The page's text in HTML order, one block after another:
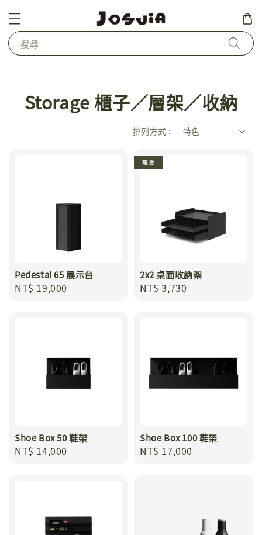
搜尋
Storage 櫃子／層架／收納
排列方式 :
Pedestal 65 展示台
Regular
NT$ 19,000
現貨
2x2 桌面收納架
Regular
NT$ 3,730
Shoe Box 50 鞋架
Regular
NT$ 14,000
Shoe Box 100 鞋架
Regular
NT$ 17,000